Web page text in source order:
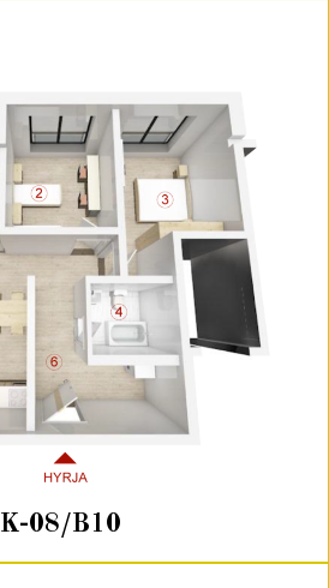
K-08/B10